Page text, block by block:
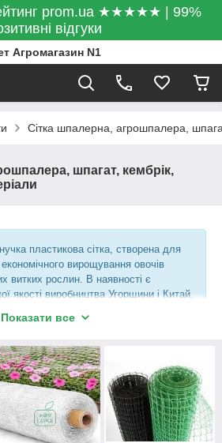
prom.ua ★★★★★ | 99%
відгуки
Агромагазин N1
Сітка шпалерна, агрошпалера,
шпагат, кембрік,
пластикова сітка, створена для
вирощування овочів
витких рослин. В наявності є
якості виробництва Угорщини і Китай.
Показати все